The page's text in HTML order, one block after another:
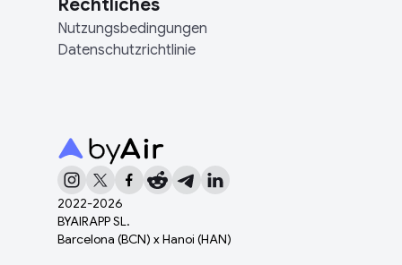
2022-2026
BYAIRAPP SL.
Barcelona (BCN) x Hanoi (HAN)
Rechtliches
Nutzungsbedingungen
Datenschutzrichtlinie